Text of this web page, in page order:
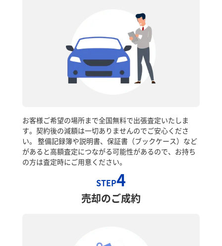
お客様ご希望の場所まで全国無料で出張査定いたしま
す。契約後の減額は一切ありませんのでご安心くださ
い。 整備記録簿や説明書、保証書（ブックケース）など
があると高額査定につながる可能性があるので、お持ち
の方は査定時にご用意ください。
STEP4
売却のご成約